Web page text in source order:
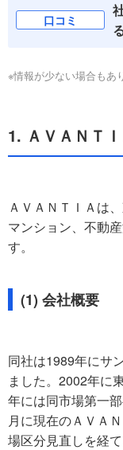
口コミ
※情報が少ない場合もあ
1. ＡＶＡＮＴ
ＡＶＡＮＴＩＡは
マンション、不動
す。
(1) 会社概要
同社は1989年にサ
ました。2002年に
年には同市場第一
月に現在のＡＶＡ
場区分見直しを経